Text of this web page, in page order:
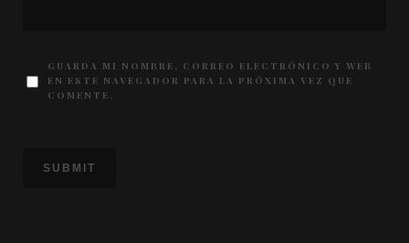
GUARDA MI NOMBRE, CORREO ELECTRÓNICO Y WEB
EN ESTE NAVEGADOR PARA LA PRÓXIMA VEZ QUE
COMENTE.